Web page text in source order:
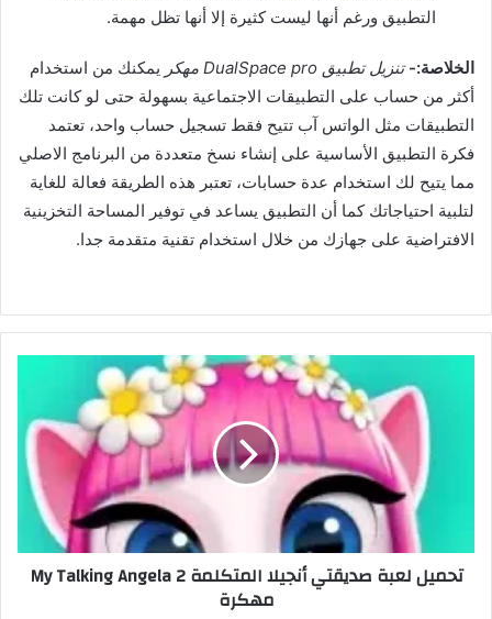
التطبيق ورغم أنها ليست كثيرة إلا أنها تظل مهمة.
الخلاصة:- تنزيل تطبيق DualSpace pro مهكر
يمكنك من استخدام
أكثر من حساب على التطبيقات الاجتماعية بسهولة حتى لو كانت تلك
التطبيقات مثل الواتس آب تتيح فقط تسجيل حساب واحد، تعتمد
فكرة التطبيق الأساسية على إنشاء نسخ متعددة من البرنامج الاصلي
مما يتيح لك استخدام عدة حسابات، تعتبر هذه الطريقة فعالة للغاية
لتلبية احتياجاتك كما أن التطبيق يساعد في توفير المساحة التخزينية
الافتراضية على جهازك من خلال استخدام تقنية متقدمة جدا.
تحميل لعبة صديقتي أنجيلا المتكلمة My Talking Angela 2
مهكرة